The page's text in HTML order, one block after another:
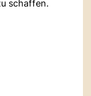
schaffen.